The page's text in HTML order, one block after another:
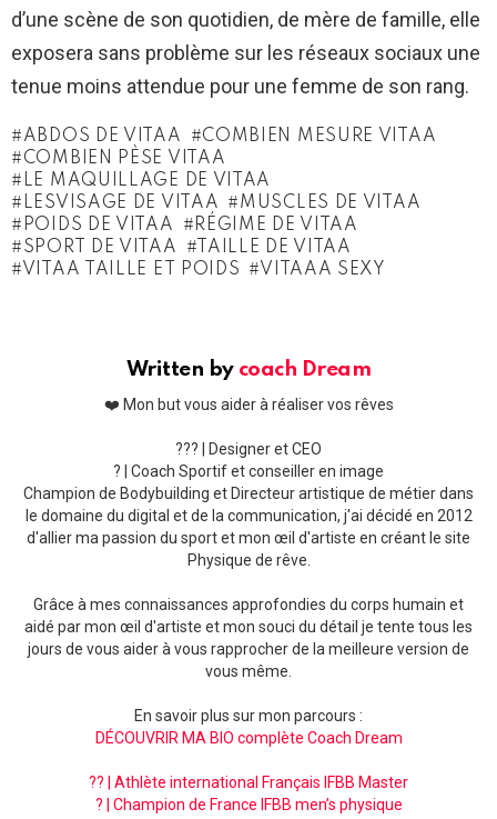
d’une scène de son quotidien, de mère de famille, elle
exposera sans problème sur les réseaux sociaux une
tenue moins attendue pour une femme de son rang.
ABDOS DE VITAA
COMBIEN MESURE VITAA
COMBIEN PÈSE VITAA
LE MAQUILLAGE DE VITAA
LESVISAGE DE VITAA
MUSCLES DE VITAA
POIDS DE VITAA
RÉGIME DE VITAA
SPORT DE VITAA
TAILLE DE VITAA
VITAA TAILLE ET POIDS
VITAAA SEXY
Written by coach Dream
❤️ Mon but vous aider à réaliser vos rêves
??‍? | Designer et CEO
? | Coach Sportif et conseiller en image
Champion de Bodybuilding et Directeur artistique de métier dans
le domaine du digital et de la communication, j'ai décidé en 2012
d'allier ma passion du sport et mon œil d'artiste en créant le site
Physique de rêve.
Grâce à mes connaissances approfondies du corps humain et
aidé par mon œil d'artiste et mon souci du détail je tente tous les
jours de vous aider à vous rapprocher de la meilleure version de
vous même.
En savoir plus sur mon parcours :
DÉCOUVRIR MA BIO complète Coach Dream
?? | Athlète international Français IFBB Master
? | Champion de France IFBB men’s physique